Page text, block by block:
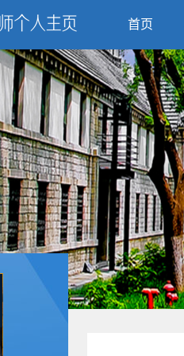
首页